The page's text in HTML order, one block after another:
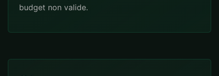
budget non valide.